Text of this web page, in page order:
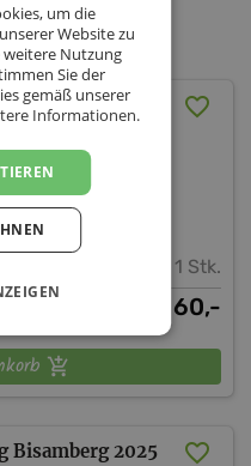
Sortiment
Christ
AT)
1 Stk.
60,-
Bisamberg 2025
um die
Website zu
weitere Nutzung
Sie der
gemäß unserer
Informationen.